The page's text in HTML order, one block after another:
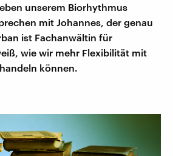
unserem Biorhythmus
mit Johannes, der genau
ist Fachanwältin für
wie wir mehr Flexibilität mit
können.